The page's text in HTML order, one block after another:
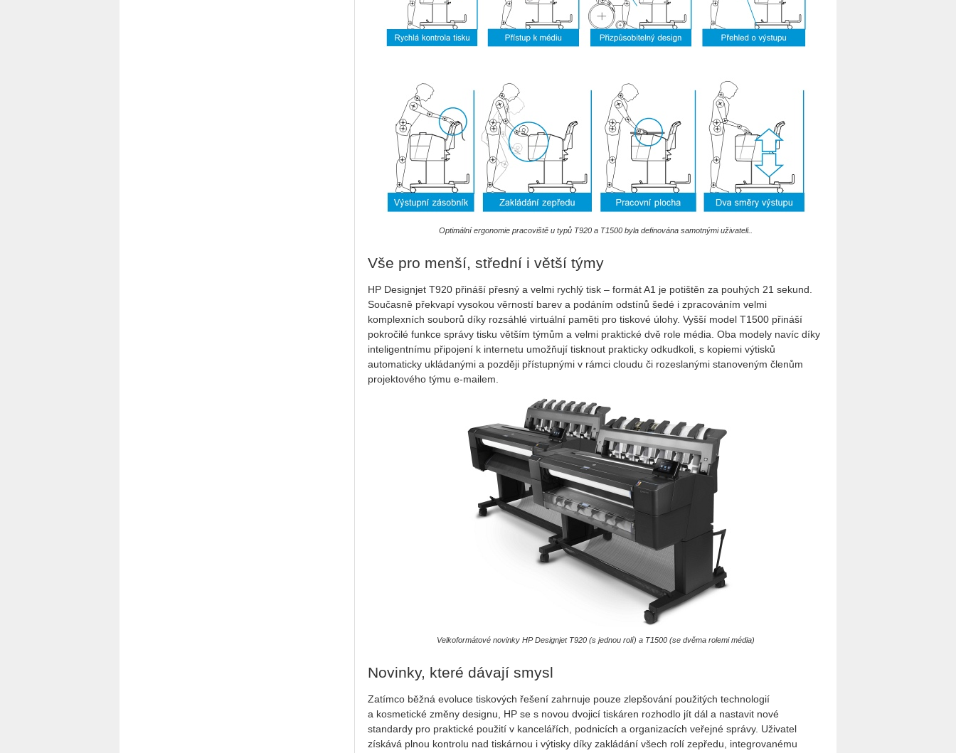
Optimální ergonomie pracoviště u typů T920 a T1500 byla definována samotnými uživateli..
Vše pro menší, střední i větší týmy
HP Designjet T920 přináší přesný a velmi rychlý tisk – formát A1 je potištěn za pouhých 21 sekund.
Současně překvapí vysokou věrností barev a podáním odstínů šedé i zpracováním velmi
komplexních souborů díky rozsáhlé virtuální paměti pro tiskové úlohy. Vyšší model T1500 přináší
pokročilé funkce správy tisku větším týmům a velmi praktické dvě role média. Oba modely navíc díky
inteligentnímu připojení k internetu umožňují tisknout prakticky odkudkoli, s kopiemi výtisků
automaticky ukládanými a později přístupnými v rámci cloudu či rozeslanými stanoveným členům
projektového týmu e-mailem.
Velkoformátové novinky HP Designjet T920 (s jednou rolí) a T1500 (se dvěma rolemi média)
Novinky, které dávají smysl
Zatímco běžná evoluce tiskových řešení zahrnuje pouze zlepšování použitých technologií
a kosmetické změny designu, HP se s novou dvojicí tiskáren rozhodlo jít dál a nastavit nové
standardy pro praktické použití v kancelářích, podnicích a organizacích veřejné správy. Uživatel
získává plnou kontrolu nad tiskárnou i výtisky díky zakládání všech rolí zepředu, integrovanému